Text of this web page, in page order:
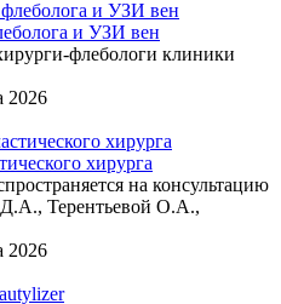
и УЗИ вен
флебологи клиники
2026
хирурга
на консультацию
Терентьевой О.А.,
2026